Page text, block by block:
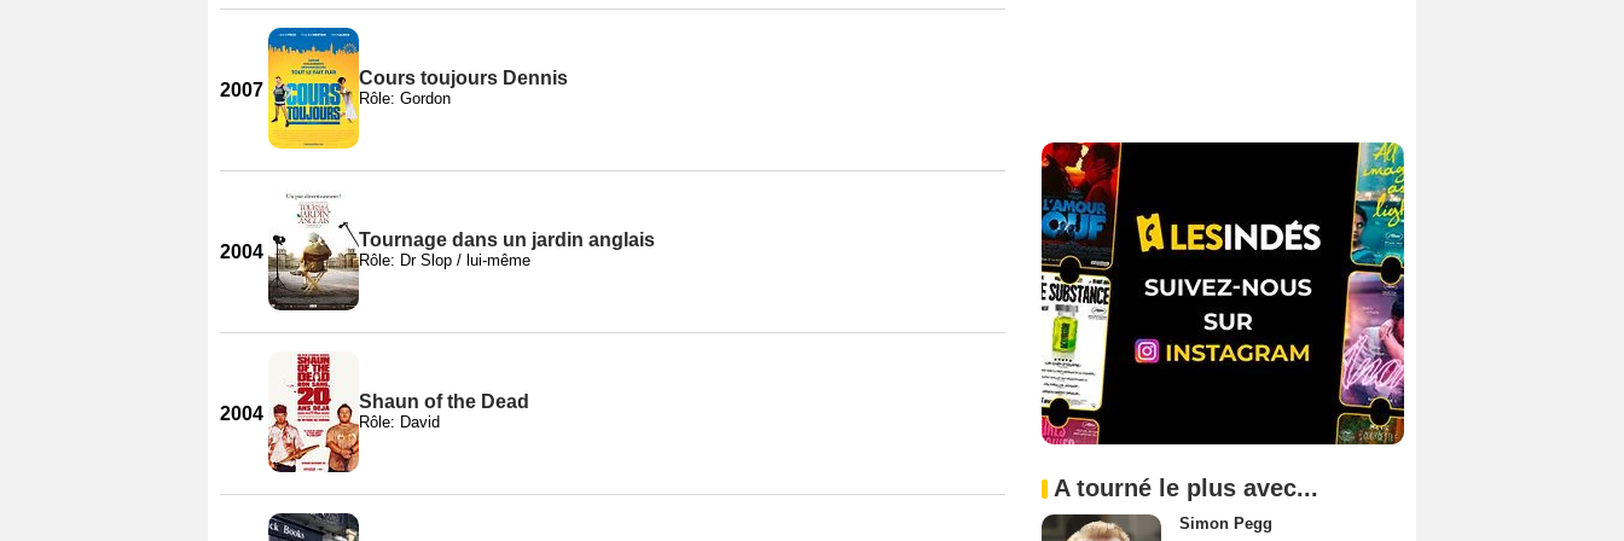
2007
Cours toujours Dennis
Rôle: Gordon
2004
Tournage dans un jardin anglais
Rôle: Dr Slop / lui-même
2004
Shaun of the Dead
Rôle: David
A tourné le plus avec...
Simon Pegg